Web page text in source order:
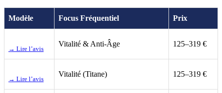
Modèle Focus Fréquentiel Prix
→ Lire l’avis
Vitalité & Anti-Âge 125–319 €
→ Lire l’avis
Vitalité (Titane) 125–319 €